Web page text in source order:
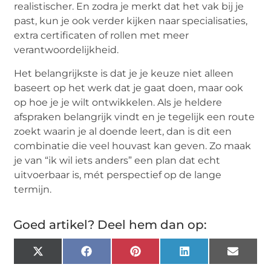
realistischer. En zodra je merkt dat het vak bij je
past, kun je ook verder kijken naar specialisaties,
extra certificaten of rollen met meer
verantwoordelijkheid.
Het belangrijkste is dat je je keuze niet alleen
baseert op het werk dat je gaat doen, maar ook
op hoe je je wilt ontwikkelen. Als je heldere
afspraken belangrijk vindt en je tegelijk een route
zoekt waarin je al doende leert, dan is dit een
combinatie die veel houvast kan geven. Zo maak
je van “ik wil iets anders” een plan dat echt
uitvoerbaar is, mét perspectief op de lange
termijn.
Goed artikel? Deel hem dan op:
X
(Twitter)
FacebookPinterestLinkedInEmail